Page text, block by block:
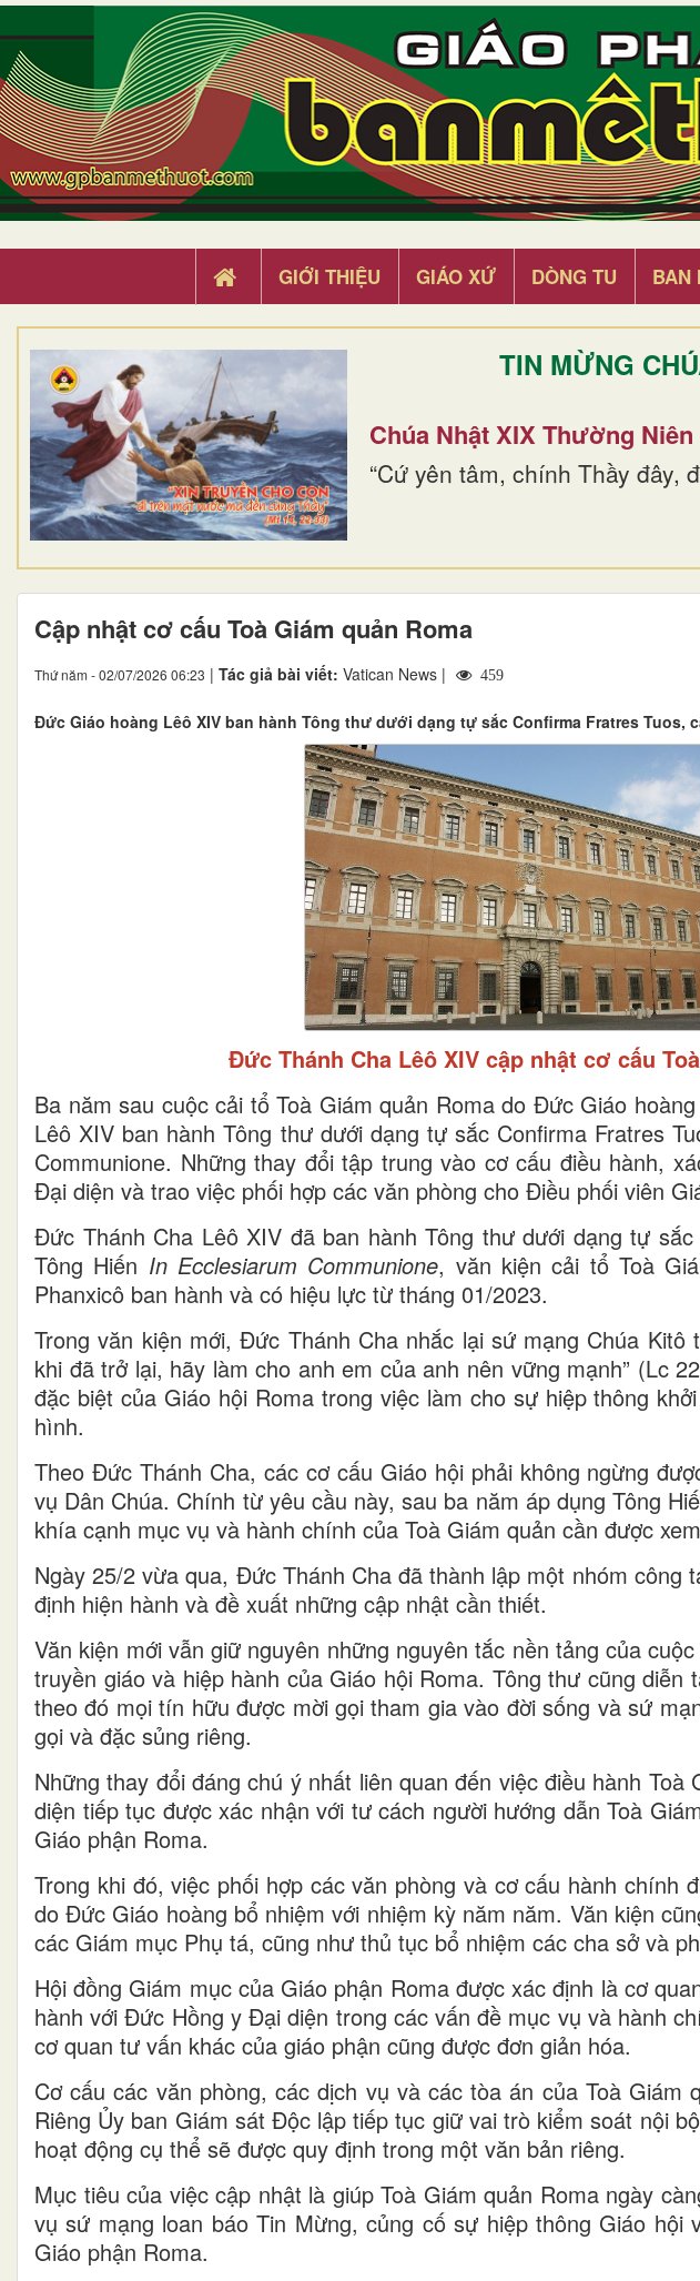
GIỚI THIỆU GIÁO XỨ DÒNG TU BAN
TIN MỪNG
Chúa Nhật XIX Thường
“Cứ yên tâm, chính Thầy đây,
Cập nhật cơ cấu Toà Giám quản Roma
Thứ năm - 02/07/2026 06:23 | Tác giả bài viết: Vatican News | 459
Đức Giáo hoàng Lêô XIV ban hành Tông thư dưới dạng tự sắc Confirma Fratres Tuos,
Đức Thánh Cha Lêô XIV cập nhật cơ cấu
Ba năm sau cuộc cải tổ Toà Giám quản Roma do Đức Giáo
Lêô XIV ban hành Tông thư dưới dạng tự sắc Confirma Fratres
Communione. Những thay đổi tập trung vào cơ cấu điều hành,
Đại diện và trao việc phối hợp các văn phòng cho Điều phối viên
Đức Thánh Cha Lêô XIV đã ban hành Tông thư dưới dạng tự sắc
Tông Hiến In Ecclesiarum Communione, văn kiện cải tổ Toà
Phanxicô ban hành và có hiệu lực từ tháng 01/2023.
Trong văn kiện mới, Đức Thánh Cha nhắc lại sứ mạng Chúa Kitô
khi đã trở lại, hãy làm cho anh em của anh nên vững mạnh” (Lc
đặc biệt của Giáo hội Roma trong việc làm cho sự hiệp thông
hình.
Theo Đức Thánh Cha, các cơ cấu Giáo hội phải không ngừng
vụ Dân Chúa. Chính từ yêu cầu này, sau ba năm áp dụng Tông
khía cạnh mục vụ và hành chính của Toà Giám quản cần được
Ngày 25/2 vừa qua, Đức Thánh Cha đã thành lập một nhóm công
định hiện hành và đề xuất những cập nhật cần thiết.
Văn kiện mới vẫn giữ nguyên những nguyên tắc nền tảng của
truyền giáo và hiệp hành của Giáo hội Roma. Tông thư cũng diễn
theo đó mọi tín hữu được mời gọi tham gia vào đời sống và sứ
gọi và đặc sủng riêng.
Những thay đổi đáng chú ý nhất liên quan đến việc điều hành
diện tiếp tục được xác nhận với tư cách người hướng dẫn Toà
Giáo phận Roma.
Trong khi đó, việc phối hợp các văn phòng và cơ cấu hành chính
do Đức Giáo hoàng bổ nhiệm với nhiệm kỳ năm năm. Văn kiện
các Giám mục Phụ tá, cũng như thủ tục bổ nhiệm các cha sở và
Hội đồng Giám mục của Giáo phận Roma được xác định là cơ
hành với Đức Hồng y Đại diện trong các vấn đề mục vụ và hành
cơ quan tư vấn khác của giáo phận cũng được đơn giản hóa.
Cơ cấu các văn phòng, các dịch vụ và các tòa án của Toà Giám
Riêng Ủy ban Giám sát Độc lập tiếp tục giữ vai trò kiểm soát nội
hoạt động cụ thể sẽ được quy định trong một văn bản riêng.
Mục tiêu của việc cập nhật là giúp Toà Giám quản Roma ngày
vụ sứ mạng loan báo Tin Mừng, củng cố sự hiệp thông Giáo hội
Giáo phận Roma.